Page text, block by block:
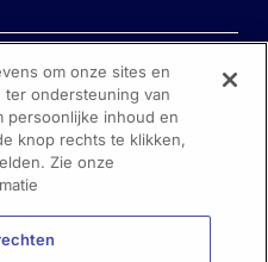
met ons op
om onze sites en
ondersteuning van
persoonlijke inhoud en
knop rechts te klikken,
Zie onze